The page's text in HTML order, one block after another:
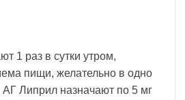
1 раз в сутки утром,
пищи, желательно в одно
Липрил назначают по 5 мг